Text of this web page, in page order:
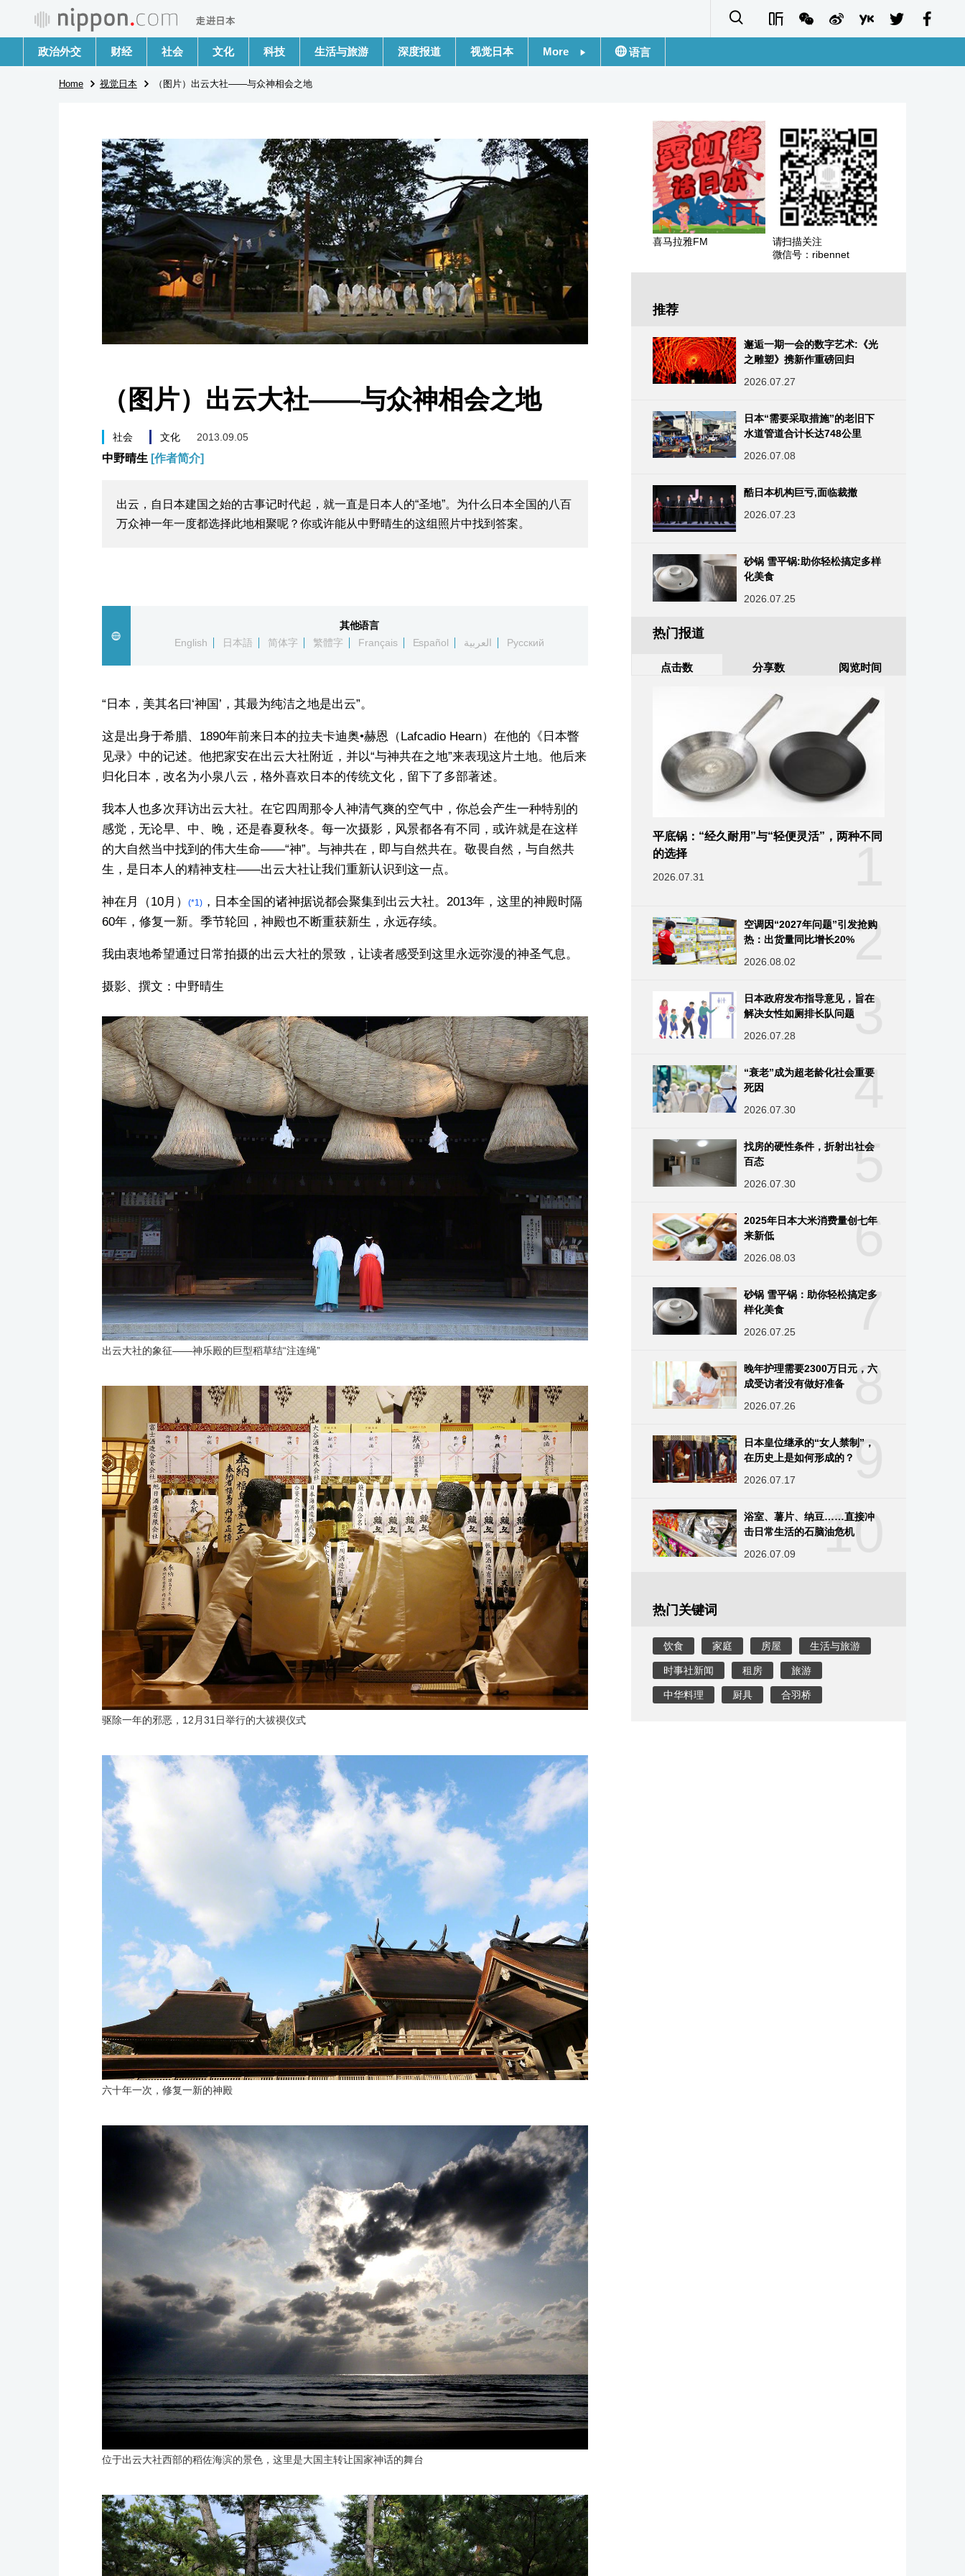
政治外交 财经 社会 文化 科技 生活与旅游 深度报道 视觉日本 More
日本信息库
人物访谈
东京
语言
Français
Español
Русский
Home 视觉日本 （图片）出云大社——与众神相会之地
（图片）出云大社——与众神相会之地
社会 文化 2013.09.05
中野晴生 [作者简介]
出云，自日本建国之始的古事记时代起，就一直是日本人的“圣地”。为什么日本全国的八百
万众神一年一度都选择此地相聚呢？你或许能从中野晴生的这组照片中找到答案。
其他语言
English
日本語 简体字 繁體字 Français Español العربية Русский
“日本，美其名曰‘神国’，其最为纯洁之地是出云”。
这是出身于希腊、1890年前来日本的拉夫卡迪奥•赫恩（Lafcadio Hearn）在他的《日本瞥
见录》中的记述。他把家安在出云大社附近，并以“与神共在之地”来表现这片土地。他后来
归化日本，改名为小泉八云，格外喜欢日本的传统文化，留下了多部著述。
我本人也多次拜访出云大社。在它四周那令人神清气爽的空气中，你总会产生一种特别的
感觉，无论早、中、晚，还是春夏秋冬。每一次摄影，风景都各有不同，或许就是在这样
的大自然当中找到的伟大生命——“神”。与神共在，即与自然共在。敬畏自然，与自然共
生，是日本人的精神支柱——出云大社让我们重新认识到这一点。
神在月（10月） (*1)，日本全国的诸神据说都会聚集到出云大社。2013年，这里的神殿时隔
60年，修复一新。季节轮回，神殿也不断重获新生，永远存续。
我由衷地希望通过日常拍摄的出云大社的景致，让读者感受到这里永远弥漫的神圣气息。
摄影、撰文：中野晴生
出云大社的象征——神乐殿的巨型稻草结“注连绳”
驱除一年的邪恶，12月31日举行的大祓禊仪式
六十年一次，修复一新的神殿
位于出云大社西部的稻佐海滨的景色，这里是大国主转让国家神话的舞台
喜马拉雅FM
请扫描关注
微信号：ribennet
推荐
邂逅一期一会的数字艺术:《光
之雕塑》携新作重磅回归
2026.07.27
日本“需要采取措施”的老旧下
水道管道合计长达748公里
2026.07.08
酷日本机构巨亏,面临裁撤
2026.07.23
砂锅 雪平锅:助你轻松搞定多样
化美食
2026.07.25
热门报道
点击数 分享数 阅览时间
平底锅：“经久耐用”与“轻便灵活”，两种不同
的选择
2026.07.31
2
空调因“2027年问题”引发抢购
热：出货量同比增长20%
2026.08.02
3
日本政府发布指导意见，旨在
解决女性如厕排长队问题
2026.07.28
4
“衰老”成为超老龄化社会重要
死因
2026.07.30
5
找房的硬性条件，折射出社会
百态
2026.07.30
6
2025年日本大米消费量创七年
来新低
2026.08.03
7
砂锅 雪平锅：助你轻松搞定多
样化美食
2026.07.25
8
晚年护理需要2300万日元，六
成受访者没有做好准备
2026.07.26
9
日本皇位继承的“女人禁制”，
在历史上是如何形成的？
2026.07.17
10
浴室、薯片、纳豆……直接冲
击日常生活的石脑油危机
2026.07.09
热门关键词
饮食 家庭 房屋 生活与旅游
时事社新闻 租房 旅游
中华料理 厨具 合羽桥